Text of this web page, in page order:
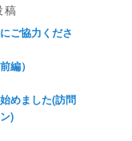
稿
ご協力くださ
編）
めました(訪問
)